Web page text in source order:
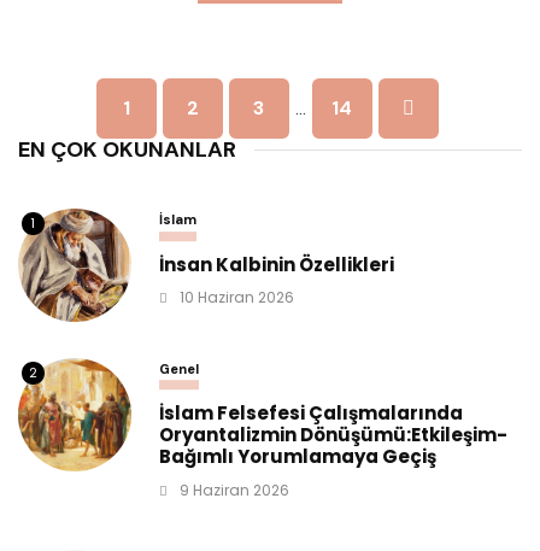
1 2 3 … 14
EN ÇOK OKUNANLAR
1 İslam
İnsan Kalbinin Özellikleri
10 Haziran 2026
2 Genel
İslam Felsefesi Çalışmalarında
Oryantalizmin Dönüşümü:Etkileşim-
Bağımlı Yorumlamaya Geçiş
9 Haziran 2026